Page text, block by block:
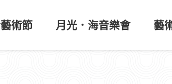
術節 月光．海音樂會 藝